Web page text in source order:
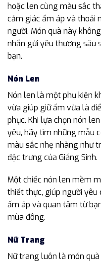
hoặc len cùng màu sắc
cảm giác ấm áp và thoải
người. Món quà này
nhắn gửi yêu thương sâu
bạn.
Nón Len
Nón len là một phụ kiện
vừa giúp giữ ấm vừa là
phục. Khi lựa chọn nón
yêu, hãy tìm những mẫu
màu sắc nhẹ nhàng như
đặc trưng của Giáng Sinh.
Một chiếc nón len mềm
thiết thực, giúp người yêu
ấm áp và quan tâm từ
mùa đông.
Nữ Trang
Nữ trang luôn là món